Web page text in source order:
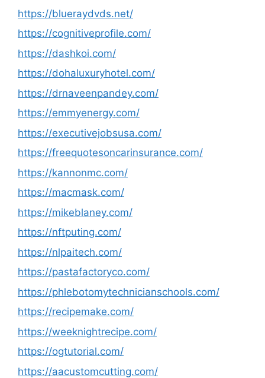
https://blueraydvds.net/
https://cognitiveprofile.com/
https://dashkoi.com/
https://dohaluxuryhotel.com/
https://drnaveenpandey.com/
https://emmyenergy.com/
https://executivejobsusa.com/
https://freequotesoncarinsurance.com/
https://kannonmc.com/
https://macmask.com/
https://mikeblaney.com/
https://nftputing.com/
https://nlpaitech.com/
https://pastafactoryco.com/
https://phlebotomytechnicianschools.com/
https://recipemake.com/
https://weeknightrecipe.com/
https://ogtutorial.com/
https://aacustomcutting.com/